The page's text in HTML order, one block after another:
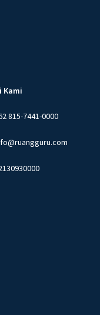
Kami
815-7441-0000